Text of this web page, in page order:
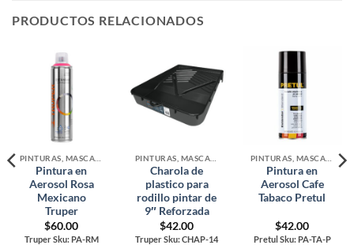
PRODUCTOS RELACIONADOS
Pintura en
Aerosol Rosa
Mexicano
Truper
$60.00
Truper Sku: PA-RM
Charola de
plastico para
rodillo pintar de
9″ Reforzada
$42.00
Truper Sku: CHAP-14
Pintura en
Aerosol Cafe
Tabaco Pretul
$42.00
Pretul Sku: PA-TA-P